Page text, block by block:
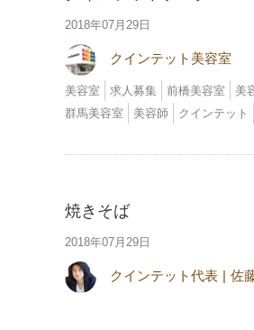
2018年07月29日
クインテット美容室
美容室 求人募集 前橋美容室 美
群馬美容室
美容師 クインテット
焼きそば
2018年07月29日
クインテット代表 佐